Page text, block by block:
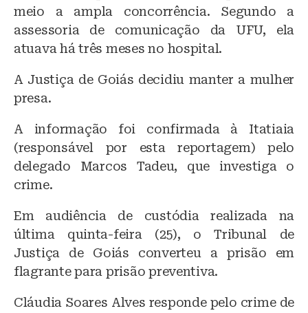
meio a ampla concorrência. Segundo a
assessoria de comunicação da UFU, ela
atuava há três meses no hospital.
A Justiça de Goiás decidiu manter a mulher
presa.
A informação foi confirmada à Itatiaia
(responsável por esta reportagem) pelo
delegado Marcos Tadeu, que investiga o
crime.
Em audiência de custódia realizada na
última quinta-feira (25), o Tribunal de
Justiça de Goiás converteu a prisão em
flagrante para prisão preventiva.
Cláudia Soares Alves responde pelo crime de